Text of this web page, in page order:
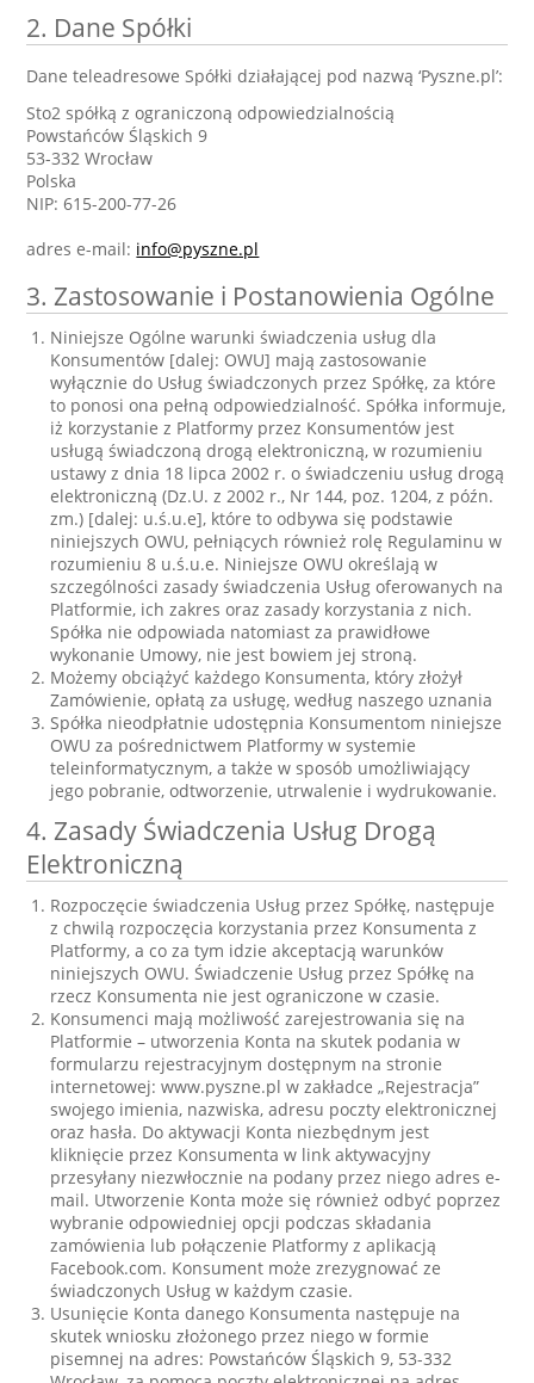
2. Dane Spółki
Dane teleadresowe Spółki działającej pod nazwą ‘Pyszne.pl’:
Sto2 spółką z ograniczoną odpowiedzialnością
Powstańców Śląskich 9
53-332 Wrocław
Polska
NIP: 615-200-77-26
adres e-mail: info@pyszne.pl
3. Zastosowanie i Postanowienia Ogólne
Niniejsze Ogólne warunki świadczenia usług dla
Konsumentów [dalej: OWU] mają zastosowanie
wyłącznie do Usług świadczonych przez Spółkę, za które
to ponosi ona pełną odpowiedzialność. Spółka informuje,
iż korzystanie z Platformy przez Konsumentów jest
usługą świadczoną drogą elektroniczną, w rozumieniu
ustawy z dnia 18 lipca 2002 r. o świadczeniu usług drogą
elektroniczną (Dz.U. z 2002 r., Nr 144, poz. 1204, z późn.
zm.) [dalej: u.ś.u.e], które to odbywa się podstawie
niniejszych OWU, pełniących również rolę Regulaminu w
rozumieniu 8 u.ś.u.e. Niniejsze OWU określają w
szczególności zasady świadczenia Usług oferowanych na
Platformie, ich zakres oraz zasady korzystania z nich.
Spółka nie odpowiada natomiast za prawidłowe
wykonanie Umowy, nie jest bowiem jej stroną.
Możemy obciążyć każdego Konsumenta, który złożył
Zamówienie, opłatą za usługę, według naszego uznania
Spółka nieodpłatnie udostępnia Konsumentom niniejsze
OWU za pośrednictwem Platformy w systemie
teleinformatycznym, a także w sposób umożliwiający
jego pobranie, odtworzenie, utrwalenie i wydrukowanie.
4. Zasady Świadczenia Usług Drogą
Elektroniczną
Rozpoczęcie świadczenia Usług przez Spółkę, następuje
z chwilą rozpoczęcia korzystania przez Konsumenta z
Platformy, a co za tym idzie akceptacją warunków
niniejszych OWU. Świadczenie Usług przez Spółkę na
rzecz Konsumenta nie jest ograniczone w czasie.
Konsumenci mają możliwość zarejestrowania się na
Platformie – utworzenia Konta na skutek podania w
formularzu rejestracyjnym dostępnym na stronie
internetowej: www.pyszne.pl w zakładce „Rejestracja”
swojego imienia, nazwiska, adresu poczty elektronicznej
oraz hasła. Do aktywacji Konta niezbędnym jest
kliknięcie przez Konsumenta w link aktywacyjny
przesyłany niezwłocznie na podany przez niego adres e-
mail. Utworzenie Konta może się również odbyć poprzez
wybranie odpowiedniej opcji podczas składania
zamówienia lub połączenie Platformy z aplikacją
Facebook.com. Konsument może zrezygnować ze
świadczonych Usług w każdym czasie.
Usunięcie Konta danego Konsumenta następuje na
skutek wniosku złożonego przez niego w formie
pisemnej na adres: Powstańców Śląskich 9, 53-332